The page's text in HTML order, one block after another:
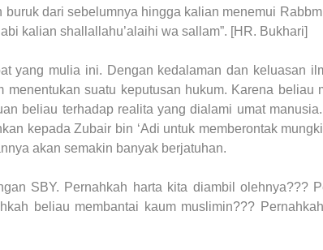
dari sebelumnya hingga kalian menemui
kalian shallallahu’alaihi wa sallam”. [HR. Bukhari]
yang mulia ini. Dengan kedalaman dan keluasan
menentukan suatu keputusan hukum. Karena beliau
beliau terhadap realita yang dialami umat
kepada Zubair bin ‘Adi untuk memberontak
akan semakin banyak berjatuhan.
SBY. Pernahkah harta kita diambil olehnya???
beliau membantai kaum muslimin???